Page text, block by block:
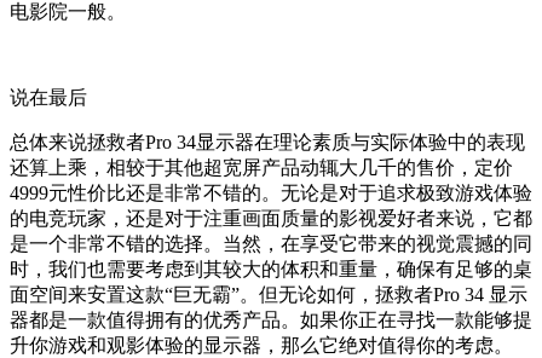
电影院一般。
说在最后
总体来说拯救者Pro 34显示器在理论素质与实际体验中的表现
还算上乘，相较于其他超宽屏产品动辄大几千的售价，定价
4999元性价比还是非常不错的。无论是对于追求极致游戏体验
的电竞玩家，还是对于注重画面质量的影视爱好者来说，它都
是一个非常不错的选择。当然，在享受它带来的视觉震撼的同
时，我们也需要考虑到其较大的体积和重量，确保有足够的桌
面空间来安置这款“巨无霸”。但无论如何，拯救者Pro 34 显示
器都是一款值得拥有的优秀产品。如果你正在寻找一款能够提
升你游戏和观影体验的显示器，那么它绝对值得你的考虑。